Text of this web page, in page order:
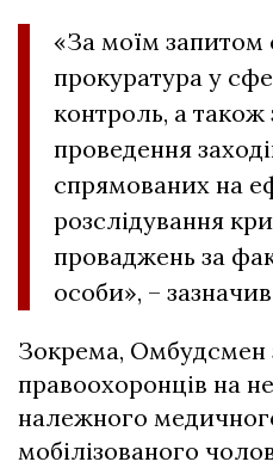
«За моїм запитом
прокуратура у
контроль, а також
проведення
спрямованих на
розслідування
проваджень за
особи», –
Зокрема, Омбудсмен
правоохоронців на
належного
мобілізованого